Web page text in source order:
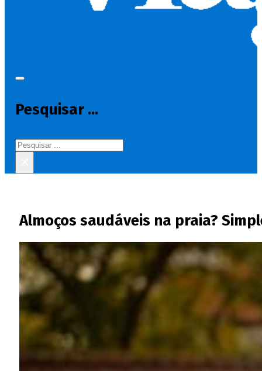
Pesquisar ...
Pesquisar
Almoços saudáveis na praia?